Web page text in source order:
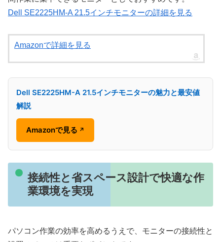
Dell SE2225HM-A 21.5インチモニターの詳細を見る
Amazonで詳細を見る
Dell SE2225HM-A 21.5インチモニターの魅力と最安値
解説
Amazonで見る ↗
接続性と省スペース設計で快適な作
業環境を実現
パソコン作業の効率を高めるうえで、モニターの接続性と